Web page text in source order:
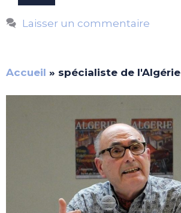
Laisser un commentaire
Accueil » spécialiste de l'Algérie